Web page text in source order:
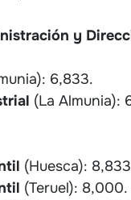
y
6,833.
(La Almunia):
(Huesca):
(Teruel): 8,000.